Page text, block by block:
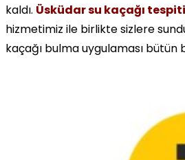
kaldı. Üsküdar su kaçağı tespiti
hizmetimiz ile birlikte sizlere
kaçağı bulma uygulaması bütün